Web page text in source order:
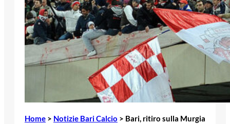
Home > Notizie Bari Calcio > Bari, ritiro sulla Murgia